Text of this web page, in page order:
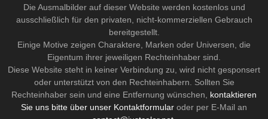
Die Ausmalbilder auf dieser Website werden kostenlos und
ausschließlich für den privaten, nicht-kommerziellen Gebrauch
bereitgestellt.
Einige Motive zeigen Charaktere, Marken oder Universen, die
Eigentum ihrer jeweiligen Rechteinhaber sind.
Diese Website steht in keiner Verbindung zu, wird nicht gesponsert
oder unterstützt von den Rechteinhabern. Sollten Sie
Rechteinhaber sein und eine Entfernung wünschen, kontaktieren
Sie uns bitte über unser Kontaktformular oder per E-Mail an